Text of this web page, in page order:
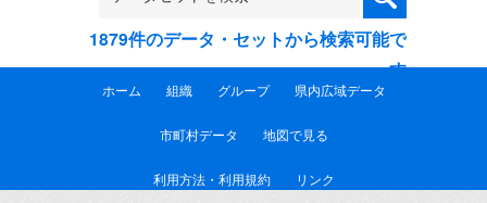
1879件のデータ・セットから検索可能で
す
ホーム 組織 グループ 県内広域データ
市町村データ 地図で見る
利用方法・利用規約 リンク